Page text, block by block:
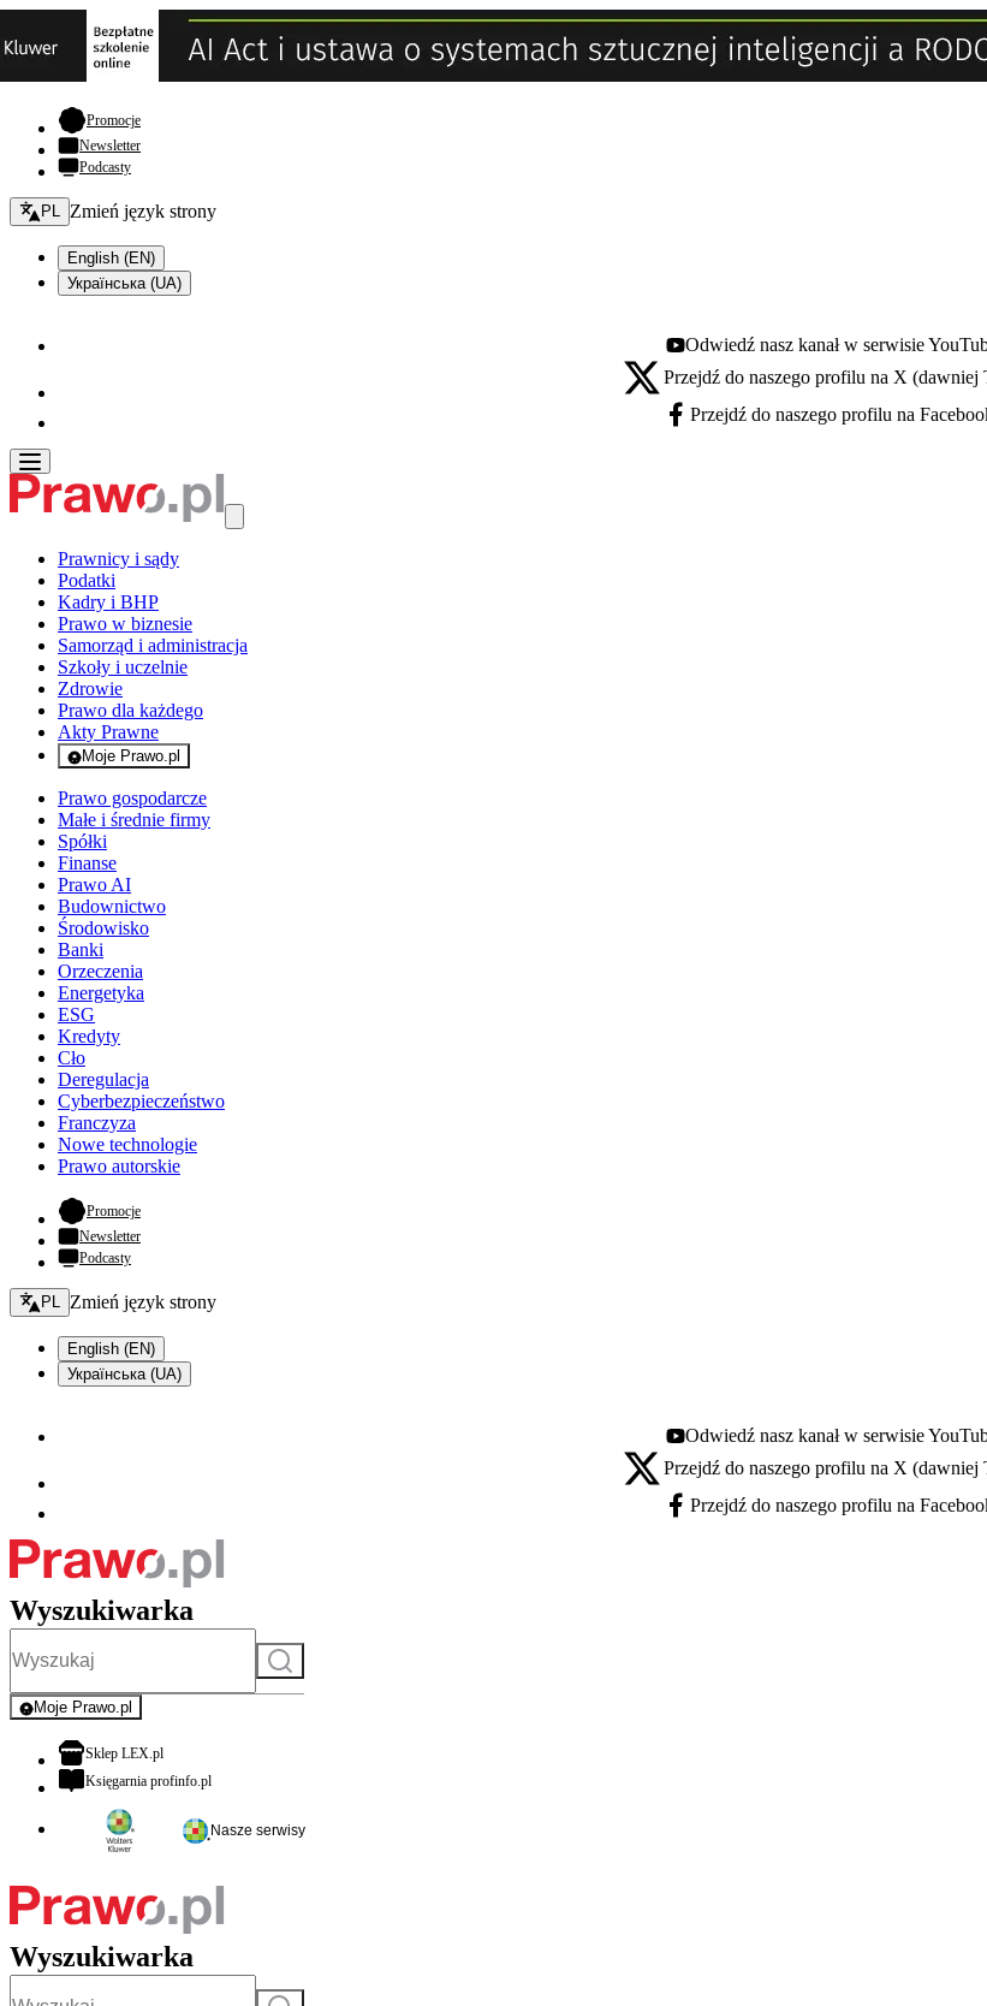
Promocje- otwiera się w nowej karcie
Newsletter
Podcasty
Zmień język - bieżący:
PL Zmień język strony
English (EN)
Українська (UA)
Youtube - otwiera się w nowej karcie
Odwiedź nasz kanał w serwisie
X - otwiera się w nowej karcie
Przejdź do naszego profilu na X (dawniej
Facebook - otwiera się w nowej karcie
Przejdź do naszego profilu na
Prawnicy i sądy
Podatki
Kadry i BHP
Prawo w biznesie
Samorząd i administracja
Szkoły i uczelnie
Zdrowie
Prawo dla każdego
Akty Prawne
Moje Prawo.pl
- rejestracja i logowanie do serwisu
Prawo gospodarcze
Małe i średnie firmy
Spółki
Finanse
Prawo AI
Budownictwo
Środowisko
Banki
Orzeczenia
Energetyka
ESG
Kredyty
Cło
Deregulacja
Cyberbezpieczeństwo
Franczyza
Nowe technologie
Prawo autorskie
Promocje- otwiera się w nowej karcie
Newsletter
Podcasty
Zmień język - bieżący:
PL Zmień język strony
English (EN)
Українська (UA)
Youtube - otwiera się w nowej karcie
Odwiedź nasz kanał w serwisie
X - otwiera się w nowej karcie
Przejdź do naszego profilu na X (dawniej
Facebook - otwiera się w nowej karcie
Przejdź do naszego profilu na
Wyszukiwarka
Szukaj
Moje Prawo.pl
- rejestracja i logowanie do serwisu
Sklep LEX.plotwiera się w nowej karcie
Księgarnia profinfo.plotwiera się w nowej karcie
Nasze serwisy
Wyszukiwarka
Szukaj